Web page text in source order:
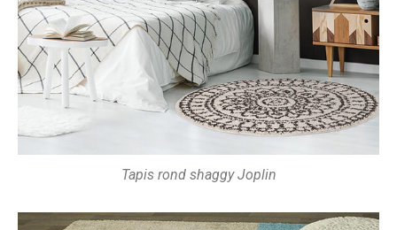
Tapis rond shaggy Joplin